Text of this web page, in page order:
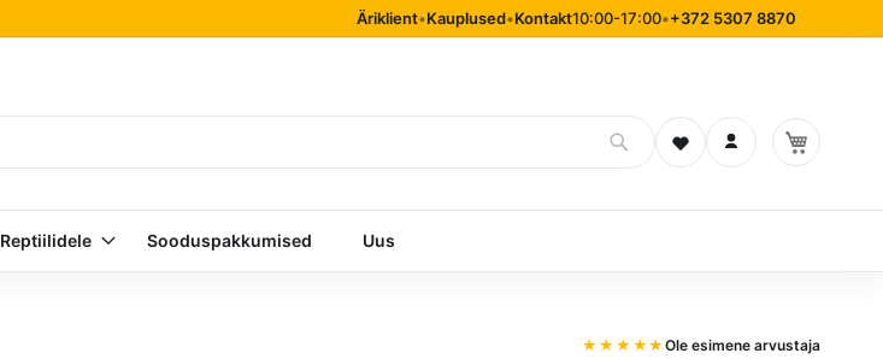
Äriklient•Kauplused•Kontakt10:00-17:00•+372 5307 8870
Soovinimekiri
Logi sisse
Reptiilidele Sooduspakkumised Uus
Ole esimene arvustaja